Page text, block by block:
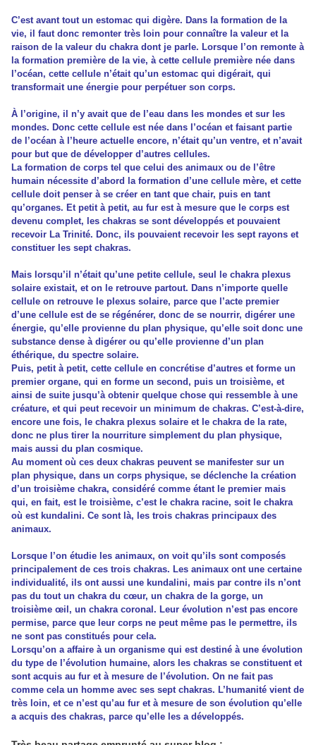
C’est avant tout un estomac qui digère. Dans la formation de la
vie, il faut donc remonter très loin pour connaître la valeur et la
raison de la valeur du chakra dont je parle. Lorsque l’on remonte à
la formation première de la vie, à cette cellule première née dans
l’océan, cette cellule n’était qu’un estomac qui digérait, qui
transformait une énergie pour perpétuer son corps.
À l’origine, il n’y avait que de l’eau dans les mondes et sur les
mondes. Donc cette cellule est née dans l’océan et faisant partie
de l’océan à l’heure actuelle encore, n’était qu’un ventre, et n’avait
pour but que de développer d’autres cellules.
La formation de corps tel que celui des animaux ou de l’être
humain nécessite d’abord la formation d’une cellule mère, et cette
cellule doit penser à se créer en tant que chair, puis en tant
qu’organes. Et petit à petit, au fur est à mesure que le corps est
devenu complet, les chakras se sont développés et pouvaient
recevoir La Trinité. Donc, ils pouvaient recevoir les sept rayons et
constituer les sept chakras.
Mais lorsqu’il n’était qu’une petite cellule, seul le chakra plexus
solaire existait, et on le retrouve partout. Dans n’importe quelle
cellule on retrouve le plexus solaire, parce que l’acte premier
d’une cellule est de se régénérer, donc de se nourrir, digérer une
énergie, qu’elle provienne du plan physique, qu’elle soit donc une
substance dense à digérer ou qu’elle provienne d’un plan
éthérique, du spectre solaire.
Puis, petit à petit, cette cellule en concrétise d’autres et forme un
premier organe, qui en forme un second, puis un troisième, et
ainsi de suite jusqu’à obtenir quelque chose qui ressemble à une
créature, et qui peut recevoir un minimum de chakras. C’est-à-dire,
encore une fois, le chakra plexus solaire et le chakra de la rate,
donc ne plus tirer la nourriture simplement du plan physique,
mais aussi du plan cosmique.
Au moment où ces deux chakras peuvent se manifester sur un
plan physique, dans un corps physique, se déclenche la création
d’un troisième chakra, considéré comme étant le premier mais
qui, en fait, est le troisième, c’est le chakra racine, soit le chakra
où est kundalini. Ce sont là, les trois chakras principaux des
animaux.
Lorsque l’on étudie les animaux, on voit qu’ils sont composés
principalement de ces trois chakras. Les animaux ont une certaine
individualité, ils ont aussi une kundalini, mais par contre ils n’ont
pas du tout un chakra du cœur, un chakra de la gorge, un
troisième œil, un chakra coronal. Leur évolution n’est pas encore
permise, parce que leur corps ne peut même pas le permettre, ils
ne sont pas constitués pour cela.
Lorsqu’on a affaire à un organisme qui est destiné à une évolution
du type de l’évolution humaine, alors les chakras se constituent et
sont acquis au fur et à mesure de l’évolution. On ne fait pas
comme cela un homme avec ses sept chakras. L’humanité vient de
très loin, et ce n’est qu’au fur et à mesure de son évolution qu’elle
a acquis des chakras, parce qu’elle les a développés.